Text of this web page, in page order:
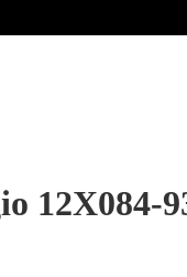
12X084-